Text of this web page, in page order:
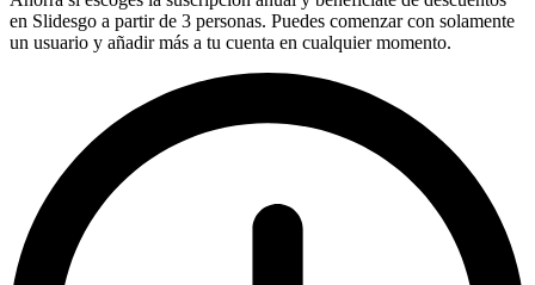
en Slidesgo a partir de 3 personas. Puedes comenzar con solamente
un usuario y añadir más a tu cuenta en cualquier momento.